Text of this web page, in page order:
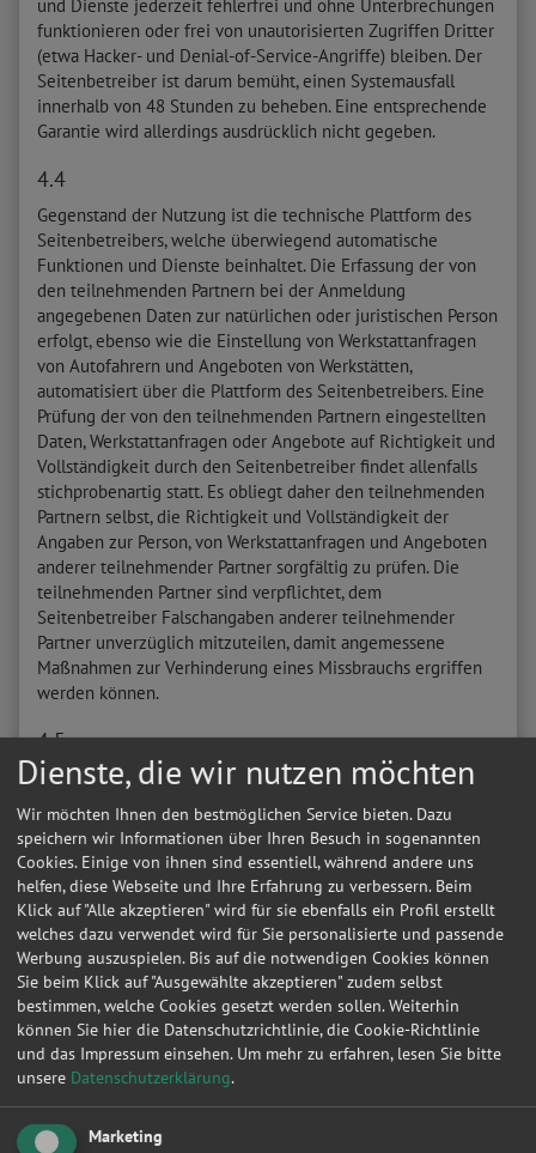
und Dienste jederzeit fehlerfrei und ohne Unterbrechungen
funktionieren oder frei von unautorisierten Zugriffen Dritter
(etwa Hacker- und Denial-of-Service-Angriffe) bleiben. Der
Seitenbetreiber ist darum bemüht, einen Systemausfall
innerhalb von 48 Stunden zu beheben. Eine entsprechende
Garantie wird allerdings ausdrücklich nicht gegeben.
4.4
Gegenstand der Nutzung ist die technische Plattform des
Seitenbetreibers, welche überwiegend automatische
Funktionen und Dienste beinhaltet. Die Erfassung der von
den teilnehmenden Partnern bei der Anmeldung
angegebenen Daten zur natürlichen oder juristischen Person
erfolgt, ebenso wie die Einstellung von Werkstattanfragen
von Autofahrern und Angeboten von Werkstätten,
automatisiert über die Plattform des Seitenbetreibers. Eine
Prüfung der von den teilnehmenden Partnern eingestellten
Daten, Werkstattanfragen oder Angebote auf Richtigkeit und
Vollständigkeit durch den Seitenbetreiber findet allenfalls
stichprobenartig statt. Es obliegt daher den teilnehmenden
Partnern selbst, die Richtigkeit und Vollständigkeit der
Angaben zur Person, von Werkstattanfragen und Angeboten
anderer teilnehmender Partner sorgfältig zu prüfen. Die
teilnehmenden Partner sind verpflichtet, dem
Seitenbetreiber Falschangaben anderer teilnehmender
Partner unverzüglich mitzuteilen, damit angemessene
Maßnahmen zur Verhinderung eines Missbrauchs ergriffen
werden können.
4.5
Die technische Plattform ist nicht darauf ausgerichtet, den
teilnehmenden Partners zu genügen. Der Seitenbetreiber
übernimmt daher keine Garantie für die Geeignetheit seiner
technischen Plattform zu dem von einem teilnehmenden
Partner angestrebten Zweck.
4.6
Der Seitenbetreiber trifft keine Zusage, dass es bei
Werkstätten zu Aufträgen von Autofahrern kommt oder dass
über die Internetplattform des Seitenbetreibers ein
bestimmter Umsatz oder Gewinn generiert werden kann
oder dass Autofahrer besonders günstige Angebote über
Werkstattleistungen erhalten.
Dienste, die wir nutzen möchten
Wir möchten Ihnen den bestmöglichen Service bieten. Dazu
speichern wir Informationen über Ihren Besuch in sogenannten
Cookies. Einige von ihnen sind essentiell, während andere uns
helfen, diese Webseite und Ihre Erfahrung zu verbessern. Beim
Klick auf "Alle akzeptieren" wird für sie ebenfalls ein Profil erstellt
welches dazu verwendet wird für Sie personalisierte und passende
Werbung auszuspielen. Bis auf die notwendigen Cookies können
Sie beim Klick auf "Ausgewählte akzeptieren" zudem selbst
bestimmen, welche Cookies gesetzt werden sollen. Weiterhin
können Sie hier die Datenschutzrichtlinie, die Cookie-Richtlinie
und das Impressum einsehen. Um mehr zu erfahren, lesen Sie bitte
unsere Datenschutzerklärung.
Marketing